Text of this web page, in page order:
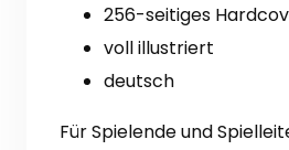
256-seitiges
voll illustriert
deutsch
Für Spielende und